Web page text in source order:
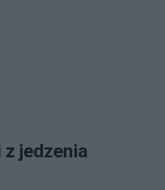
jedzenia